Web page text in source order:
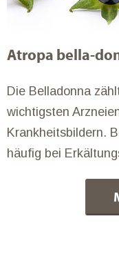
Atropa bella-
Die Belladonna
wichtigsten
Krankheitsbildern.
häufig bei